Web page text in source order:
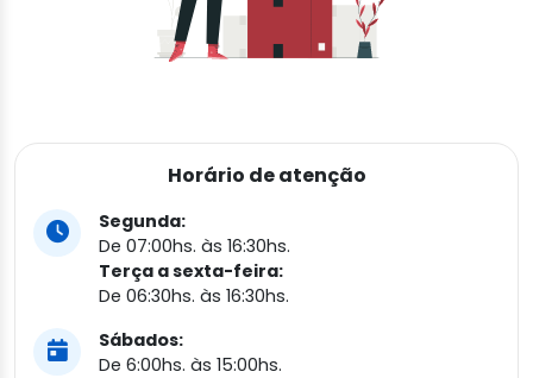
Horário de atenção
Segunda:
De 07:00hs. às 16:30hs.
Terça a sexta-feira:
De 06:30hs. às 16:30hs.
Sábados:
De 6:00hs. às 15:00hs.